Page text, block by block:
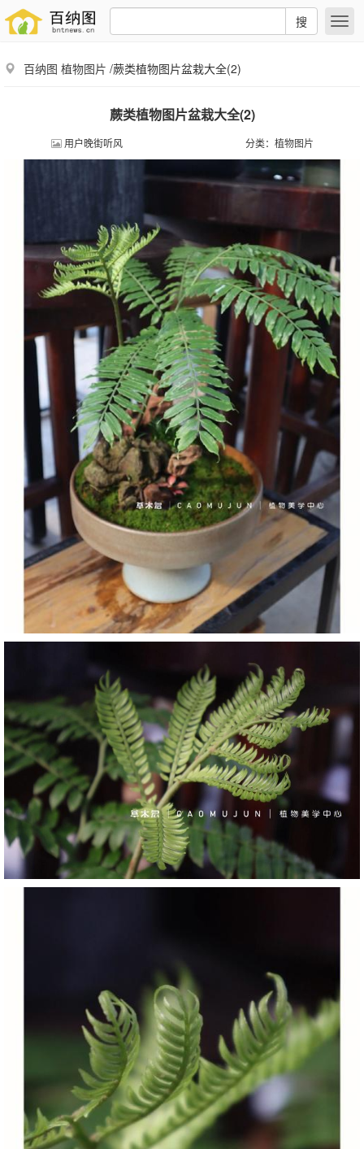
搜
百纳图 植物图片 /蕨类植物图片盆栽大全(2)
蕨类植物图片盆栽大全(2)
用户晚街听风 分类： 植物图片